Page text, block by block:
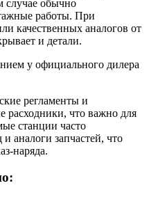
случае обычно
работы. При
качественных аналогов от
и детали.
у официального дилера
регламенты и
расходники, что важно для
станции часто
аналоги запчастей, что
наряда.